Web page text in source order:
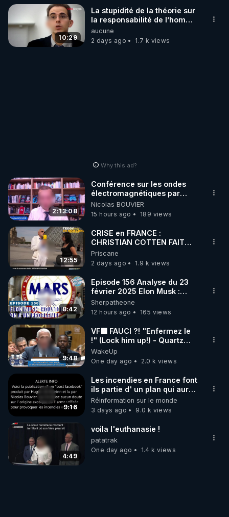
10:29
La stupidité de la théorie sur
la responsabilité de l’homme
concernant le dioxyde de
carbone.
aucune
2 days ago
1.7 k views
Why this ad?
2:13:08
Conférence sur les ondes
électromagnétiques par
Grégoire Caustru et Bart de
Wever !
Nicolas BOUVIER
15 hours ago
189 views
12:55
CRISE en FRANCE :
CHRISTIAN COTTEN FAIT
une étrange découverte
Priscane
2 days ago
1.9 k views
8:42
Episode 156 Analyse du 23
février 2025 Elon Musk :
Houston , on a un problème !
Sherpatheone
12 hours ago
165 views
9:48
VF🟩 FAUCI ?! "Enfermez le
!" (Lock him up!) - Quartz
Traduction
WakeUp
One day ago
2.0 k views
9:16
Les incendies en France font
ils partie d' un plan qui aurait
débuté le 11 septembre 2001
?
Réinformation sur le monde
3 days ago
9.0 k views
4:49
voila l'euthanasie !
patatrak
One day ago
1.4 k views